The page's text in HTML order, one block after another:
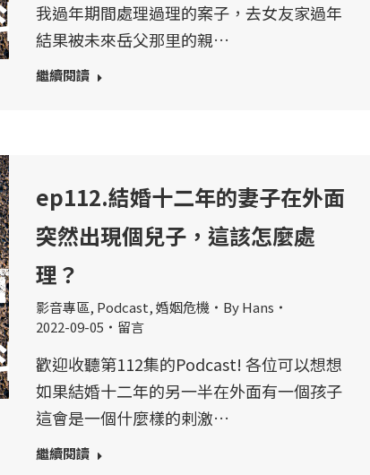
我過年期間處理過理的案子，去女友家過年
結果被未來岳父那里的親…
繼續閱讀
ep112.結婚十二年的妻子在外面
突然出現個兒子，這該怎麼處
理？
影音專區, Podcast,婚姻危機 ByHans
2022-09-05
留言
歡迎收聽第112集的Podcast! 各位可以想想
如果結婚十二年的另一半在外面有一個孩子
這會是一個什麼樣的剌激…
繼續閱讀